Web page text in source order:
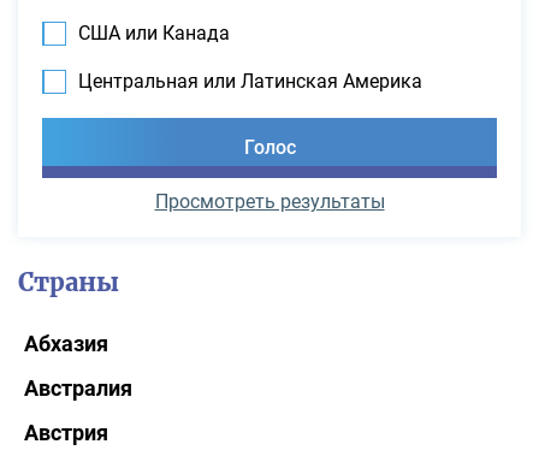
США или Канада
Центральная или Латинская Америка
Просмотреть результаты
Страны
Абхазия
Австралия
Австрия